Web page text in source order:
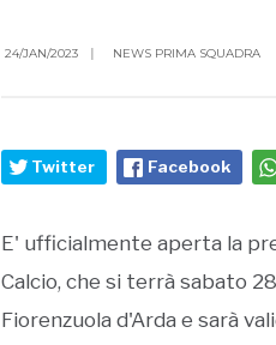
24/JAN/2023 | NEWS PRIMA SQUADRA
Twitter Facebook
E' ufficialmente aperta la
Calcio, che si terrà sabato
Fiorenzuola d'Arda e sarà